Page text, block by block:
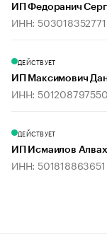
ИП Федоранич
ИНН: 503018352771
ДЕЙСТВУЕТ
ИП Максимович
ИНН: 501208797550
ДЕЙСТВУЕТ
ИП Исмаилов
ИНН: 501818863651